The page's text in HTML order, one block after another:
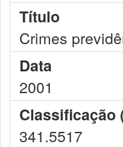
Título
Crimes
Data
2001
Classificação
341.5517